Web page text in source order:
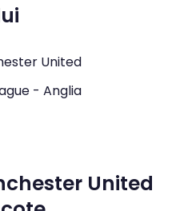
United
- Anglia
United